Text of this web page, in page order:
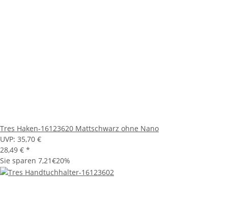
Tres Haken-16123620 Mattschwarz ohne Nano
UVP: 35,70 €
28,49 € *
Sie sparen 7,21€20%